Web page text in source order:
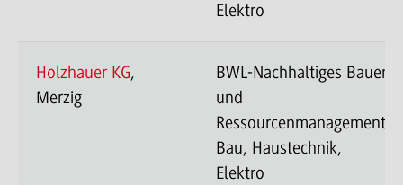
Elektro
Holzhauer KG,
Merzig
BWL-Nachhaltiges Bauen
und
Ressourcenmanagement-
Bau, Haustechnik,
Elektro